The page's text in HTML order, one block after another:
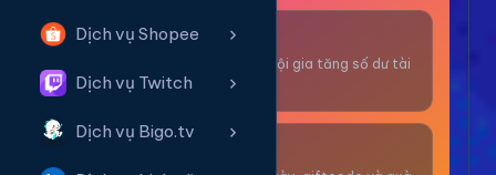
Dịch vụ Shopee
Dịch vụ Twitch
Dịch vụ Bigo.tv
Giải Trí
Thư giãn và có cơ hội gia tăng số dư tài
khoản.